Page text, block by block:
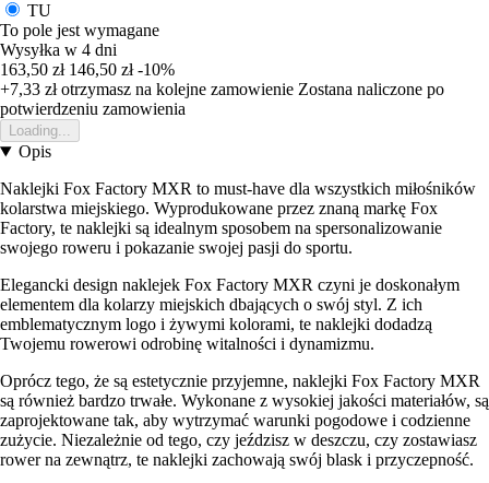
TU
To pole jest wymagane
Wysyłka w 4 dni
163,50 zł 146,50 zł -10%
+7,33 złotrzymasz na kolejne zamowienie Zostana naliczone po
potwierdzeniu zamowienia
Loading...
Opis
Naklejki Fox Factory MXR to must-have dla wszystkich miłośników
kolarstwa miejskiego. Wyprodukowane przez znaną markę Fox
Factory, te naklejki są idealnym sposobem na spersonalizowanie
swojego roweru i pokazanie swojej pasji do sportu.
Elegancki design naklejek Fox Factory MXR czyni je doskonałym
elementem dla kolarzy miejskich dbających o swój styl. Z ich
emblematycznym logo i żywymi kolorami, te naklejki dodadzą
Twojemu rowerowi odrobinę witalności i dynamizmu.
Oprócz tego, że są estetycznie przyjemne, naklejki Fox Factory MXR
są również bardzo trwałe. Wykonane z wysokiej jakości materiałów, są
zaprojektowane tak, aby wytrzymać warunki pogodowe i codzienne
zużycie. Niezależnie od tego, czy jeździsz w deszczu, czy zostawiasz
rower na zewnątrz, te naklejki zachowają swój blask i przyczepność.